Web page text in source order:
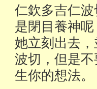
仁欽多吉仁
是閉目養神
她立刻出去
波切，但是
生你的想法。